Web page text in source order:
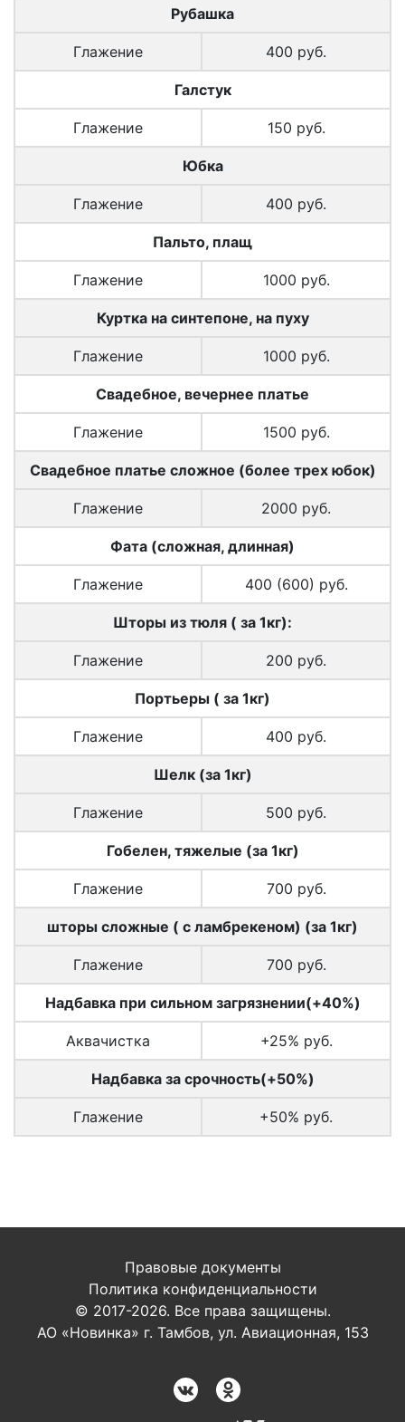
Рубашка
Глажение 400 руб.
Галстук
Глажение 150 руб.
Юбка
Глажение 400 руб.
Пальто, плащ
Глажение 1000 руб.
Куртка на синтепоне, на пуху
Глажение 1000 руб.
Свадебное, вечернее платье
Глажение 1500 руб.
Свадебное платье сложное (более трех юбок)
Глажение 2000 руб.
Фата (сложная, длинная)
Глажение 400 (600) руб.
Шторы из тюля ( за 1кг):
Глажение 200 руб.
Портьеры ( за 1кг)
Глажение 400 руб.
Шелк (за 1кг)
Глажение 500 руб.
Гобелен, тяжелые (за 1кг)
Глажение 700 руб.
шторы сложные ( с ламбрекеном) (за 1кг)
Глажение 700 руб.
Надбавка при сильном загрязнении(+40%)
Аквачистка +25% руб.
Надбавка за срочность(+50%)
Глажение +50% руб.
Правовые документы
Политика конфиденциальности
© 2017-2026. Все права защищены.
АО «Новинка» г. Тамбов, ул. Авиационная, 153